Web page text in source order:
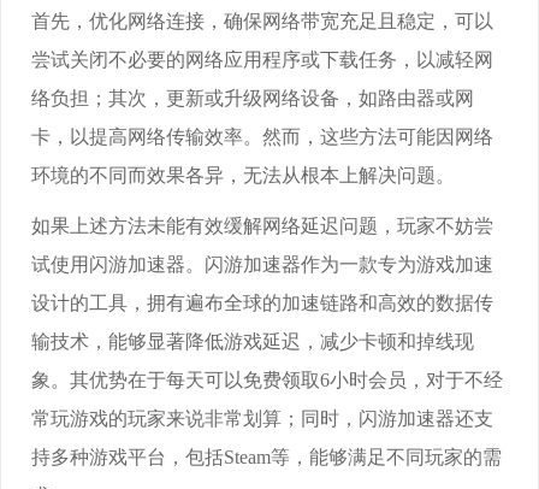
首先，优化网络连接，确保网络带宽充足且稳定，可以
尝试关闭不必要的网络应用程序或下载任务，以减轻网
络负担；其次，更新或升级网络设备，如路由器或网
卡，以提高网络传输效率。然而，这些方法可能因网络
环境的不同而效果各异，无法从根本上解决问题。
如果上述方法未能有效缓解网络延迟问题，玩家不妨尝
试使用闪游加速器。闪游加速器作为一款专为游戏加速
设计的工具，拥有遍布全球的加速链路和高效的数据传
输技术，能够显著降低游戏延迟，减少卡顿和掉线现
象。其优势在于每天可以免费领取6小时会员，对于不经
常玩游戏的玩家来说非常划算；同时，闪游加速器还支
持多种游戏平台，包括Steam等，能够满足不同玩家的需